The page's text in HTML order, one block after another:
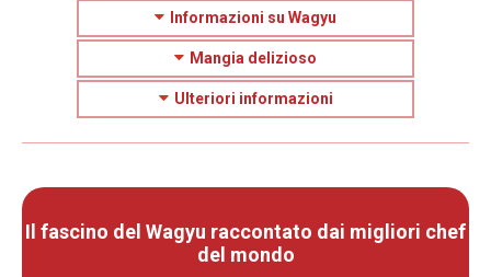
Informazioni su Wagyu
Mangia delizioso
Ulteriori informazioni
Il fascino del Wagyu raccontato dai migliori chef
del mondo